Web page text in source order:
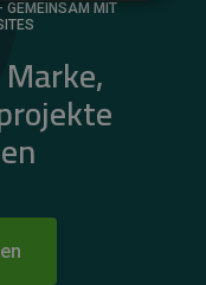
GEMEINSAM MIT